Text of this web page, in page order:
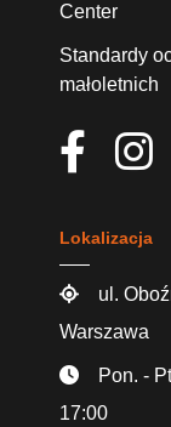
Center
Standardy
małoletnich
Lokalizacja
ul.
Warszawa
Pon. -
17:00